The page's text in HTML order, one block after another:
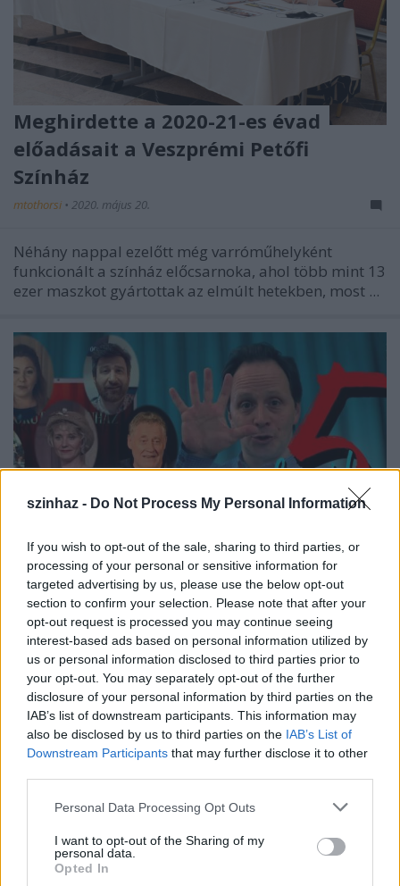
szinhaz - Do Not Process My Personal Information
If you wish to opt-out of the sale, sharing to third parties, or
processing of your personal or sensitive information for
targeted advertising by us, please use the below opt-out
section to confirm your selection. Please note that after your
opt-out request is processed you may continue seeing
interest-based ads based on personal information utilized by
us or personal information disclosed to third parties prior to
your opt-out. You may separately opt-out of the further
disclosure of your personal information by third parties on the
IAB’s list of downstream participants. This information may
also be disclosed by us to third parties on the IAB’s List of
Downstream Participants that may further disclose it to other
Please note that this website/app uses one or more Google
not limited to your visit or usage behaviour. You may click to
grant or deny consent to Google and its third-party tags to
use your data for below specified purposes in below Google
Personal Data Processing Opt Outs
I want to opt-out of the Sharing of my
personal data.
Opted In
Meghirdette a 2020-21-es évad
előadásait a Veszprémi Petőfi
Színház
mtothorsi • 2020. május 20.
Néhány nappal ezelőtt még varróműhelyként
funkcionált a színház előcsarnoka, ahol több mint 13
ezer maszkot gyártottak az elmúlt hetekben, most ...
Így (nem) játszunk mi! - újabb résszel
jelentkezik a Körúti Színház
mtothorsi•2020. május 19.
A Körúti Színház Így (nem) játszunk mi! című
internetes magazinműsorának soron következő
adása már elérhető a Youtube-on.